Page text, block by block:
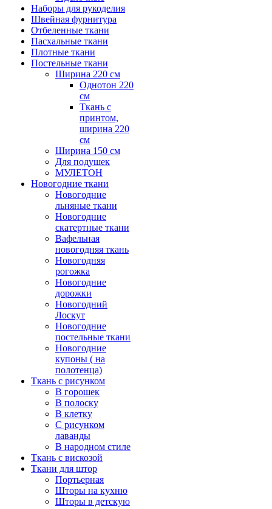
Наборы для рукоделия
Швейная фурнитура
Отбеленные ткани
Пасхальные ткани
Плотные ткани
Постельные ткани
Ширина 220 см
Однотон 220
см
Ткань с
принтом,
ширина 220
см
Ширина 150 см
Для подушек
МУЛЕТОН
Новогодние ткани
Новогодние
льняные ткани
Новогодние
скатертные ткани
Вафельная
новогодняя ткань
Новогодняя
рогожка
Новогодние
дорожки
Новогодний
Лоскут
Новогодние
постельные ткани
Новогодние
купоны ( на
полотенца)
Ткань с рисунком
В горошек
В полоску
В клетку
С рисунком
лаванды
В народном стиле
Ткань с вискозой
Ткани для штор
Портьерная
Шторы на кухню
Шторы в детскую